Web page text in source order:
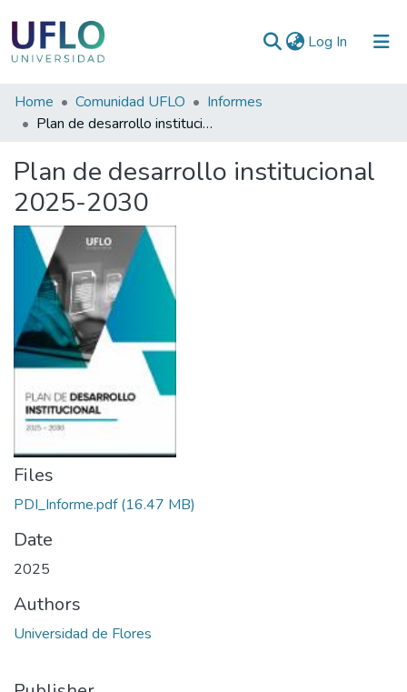
Log In (current)
Communities
&
All of RIUFLO
Statistics
Home Comunidad UFLO
Informes
Plan de desarrollo institucional 2025-2030
Plan de desarrollo institucional
2025-2030
Files
PDI_Informe.pdf(16.47 MB)
Date
2025
Authors
Universidad de Flores